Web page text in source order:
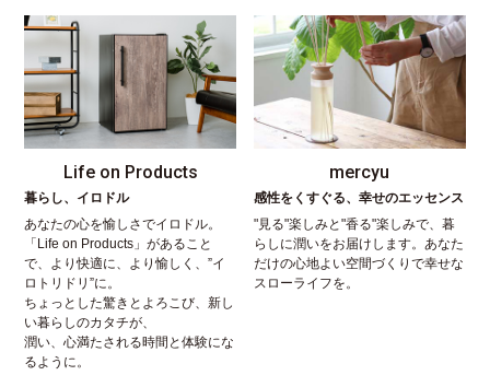
Life on Products
暮らし、イロドル
あなたの心を愉しさでイロドル。
「Life on Products」があること
で、より快適に、より愉しく、”イ
ロトリドリ”に。
ちょっとした驚きとよろこび、新し
い暮らしのカタチが、
潤い、心満たされる時間と体験にな
るように。
mercyu
感性をくすぐる、幸せのエッセンス
"見る"楽しみと"香る"楽しみで、暮
らしに潤いをお届けします。あなた
だけの心地よい空間づくりで幸せな
スローライフを。